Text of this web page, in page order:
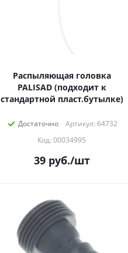
Распыляющая головка
PALISAD (подходит к
стандартной пласт.бутылке)
Достаточно
Артикул: 64732
Код: 00034995
39руб./шт